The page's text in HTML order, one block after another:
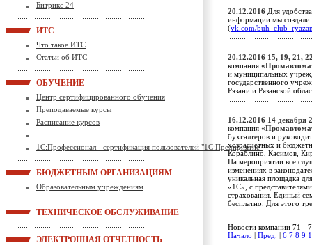
Битрикс 24
ИТС
Что такое ИТС
Статьи об ИТС
ОБУЧЕНИЕ
Центр сертифицированного обучения
Преподаваемые курсы
Расписание курсов
1С:Профессионал - сертификация пользователей "1С:Предприятие"
БЮДЖЕТНЫМ ОРГАНИЗАЦИЯМ
Образовательным учреждениям
ТЕХНИЧЕСКОЕ ОБСЛУЖИВАНИЕ
ЭЛЕКТРОННАЯ ОТЧЕТНОСТЬ
20.12.2016 Для
информации мы создали
(vk.com/
20.12.2016 15, 19, 21,
компания
и муниципальных
государственного
Рязани и Рязанской
16.12.2016 14 декабря
компания
бухгалтеров и
хозрасчетных и
Кораблино, Касимов,
На мероприятии все
изменениях в
уникальная площадка
«1С», с
страхования. Единый
бесплатно. Для этого
Новости компании 71 -
Начало
Пред. 6 7 8 9